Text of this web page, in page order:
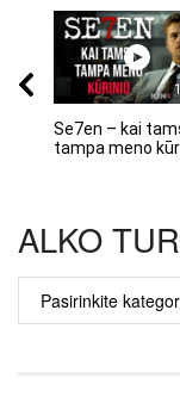
Se7en – kai
tampa meno
ALKO
ALKO
TURINYS